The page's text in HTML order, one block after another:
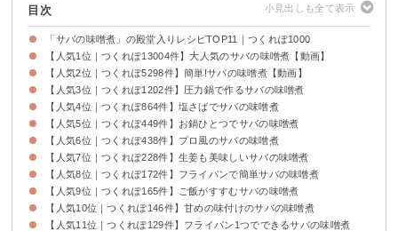
目次
「サバの味噌煮」の殿堂入りレシピTOP11｜つくれぽ1000
【人気1位｜つくれぽ13004件】大人気のサバの味噌煮【動画】
【人気2位｜つくれぽ5298件】簡単!サバの味噌煮【動画】
【人気3位｜つくれぽ1202件】圧力鍋で作るサバの味噌煮
【人気4位｜つくれぽ864件】塩さばでサバの味噌煮
【人気5位｜つくれぽ449件】お鍋ひとつでサバの味噌煮
【人気6位｜つくれぽ438件】プロ風のサバの味噌煮
【人気7位｜つくれぽ228件】生姜も美味しいサバの味噌煮
【人気8位｜つくれぽ172件】フライパンで簡単サバの味噌煮
【人気9位｜つくれぽ165件】ご飯がすすむサバの味噌煮
【人気10位｜つくれぽ146件】甘めの味付けのサバの味噌煮
【人気11位｜つくれぽ129件】フライパン1つでできるサバの味噌煮